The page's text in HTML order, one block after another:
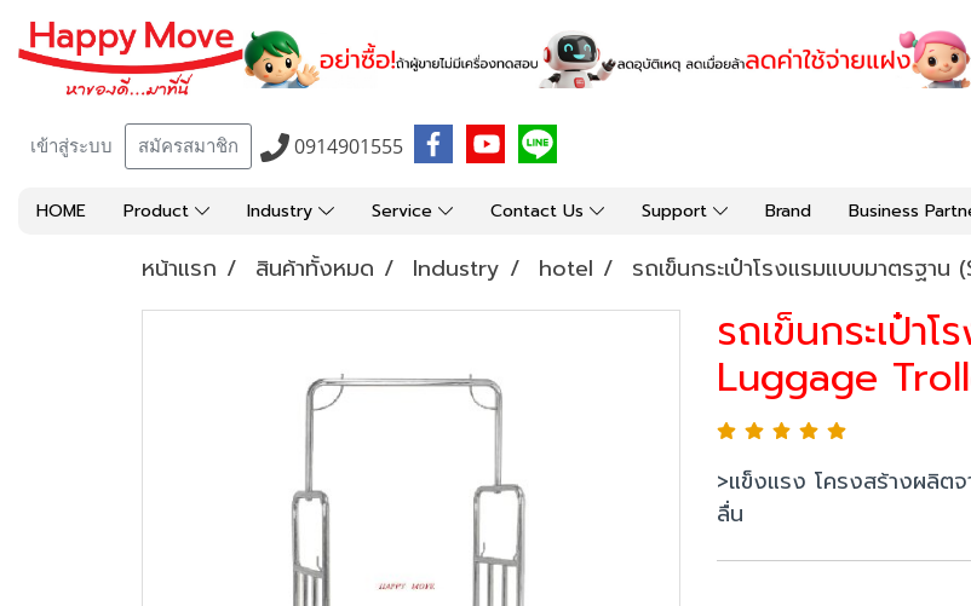
เข้าสู่ระบบ สมัครสมาชิก 0914901555
HOME Product Industry Service Contact Us Support Brand Business
หน้าแรก สินค้าทั้งหมด Industry hotel รถเข็นกระเป๋าโรงแรมแบบมาตรฐ
รถเข็นกระเป๋า
Luggage
>แข็งแรง โครงสร้างผลิ
ลื่น